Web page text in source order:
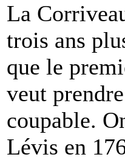
La
trois ans
que le
veut
coupable.
Lévis en